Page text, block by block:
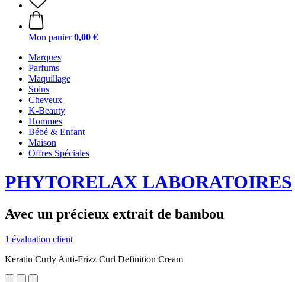
Mon panier 0,00 €
Marques
Parfums
Maquillage
Soins
Cheveux
K-Beauty
Hommes
Bébé & Enfant
Maison
Offres Spéciales
PHYTORELAX LABORATOIRES
Avec un précieux extrait de bambou
1 évaluation client
Keratin Curly Anti-Frizz Curl Definition Cream